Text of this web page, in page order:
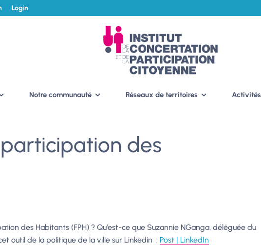
Login
Notre communauté Réseaux de territoires Activités
des
des Habitants (FPH) ? Qu’est-ce que Suzannie NGanga, déléguée du
outil de la politique de la ville sur Linkedin : Post | LinkedIn